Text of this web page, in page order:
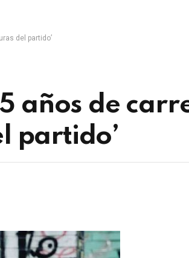
del partido’
años de
partido’